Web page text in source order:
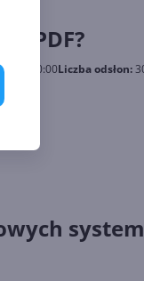
PDF?
00:00Liczba odsłon: